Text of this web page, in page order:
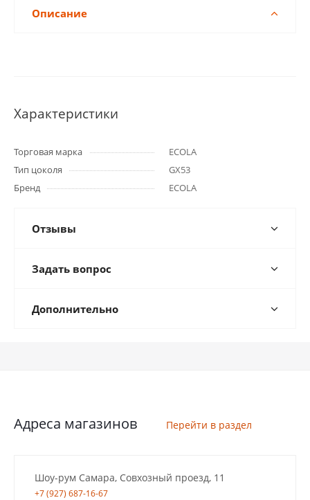
Описание
Характеристики
Торговая марка
ECOLA
Тип цоколя
GX53
Бренд
ECOLA
Отзывы
Задать вопрос
Дополнительно
Адреса магазинов Перейти в раздел
Шоу-рум Самара, Совхозный проезд, 11
+7 (927) 687-16-67